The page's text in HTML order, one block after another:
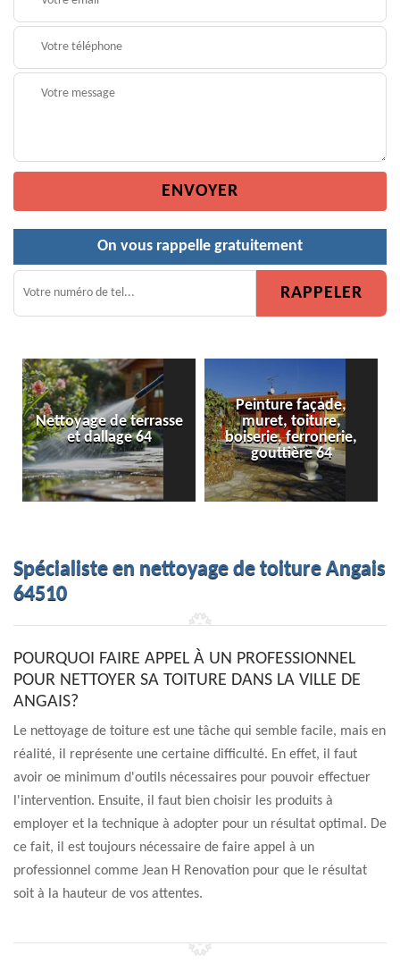
On vous rappelle gratuitement
Peinture façade,
muret, toiture,
boiserie, ferronerie,
gouttière 64
Peinture de clôture 64
Spécialiste en nettoyage de toiture Angais
64510
POURQUOI FAIRE APPEL À UN PROFESSIONNEL
POUR NETTOYER SA TOITURE DANS LA VILLE DE
ANGAIS?
Le nettoyage de toiture est une tâche qui semble facile, mais en
réalité, il représente une certaine difficulté. En effet, il faut
avoir oe minimum d'outils nécessaires pour pouvoir effectuer
l'intervention. Ensuite, il faut bien choisir les produits à
employer et la technique à adopter pour un résultat optimal. De
ce fait, il est toujours nécessaire de faire appel à un
professionnel comme Jean H Renovation pour que le résultat
soit à la hauteur de vos attentes.